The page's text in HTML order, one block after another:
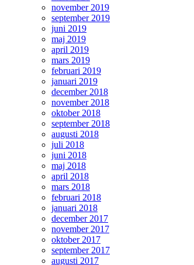
november 2019
september 2019
juni 2019
maj 2019
april 2019
mars 2019
februari 2019
januari 2019
december 2018
november 2018
oktober 2018
september 2018
augusti 2018
juli 2018
juni 2018
maj 2018
april 2018
mars 2018
februari 2018
januari 2018
december 2017
november 2017
oktober 2017
september 2017
augusti 2017